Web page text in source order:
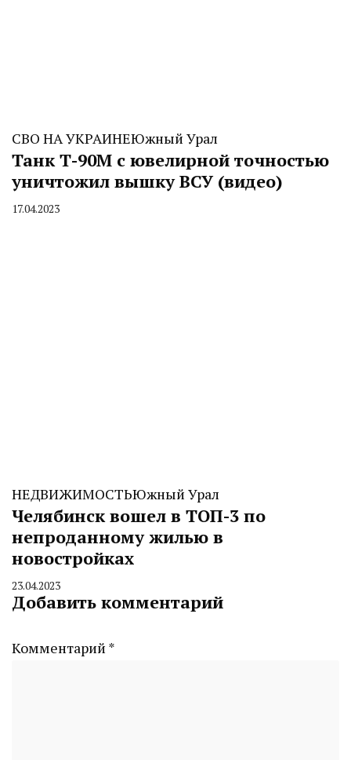
СВО НА УКРАИНЕЮжный Урал
Танк Т-90М с ювелирной точностью
уничтожил вышку ВСУ (видео)
By
17.04.2023
НЕДВИЖИМОСТЬЮжный Урал
Челябинск вошел в ТОП-3 по
непроданному жилью в
новостройках
By
CHELINDUSTRY
23.04.2023
Добавить комментарий
Комментарий *